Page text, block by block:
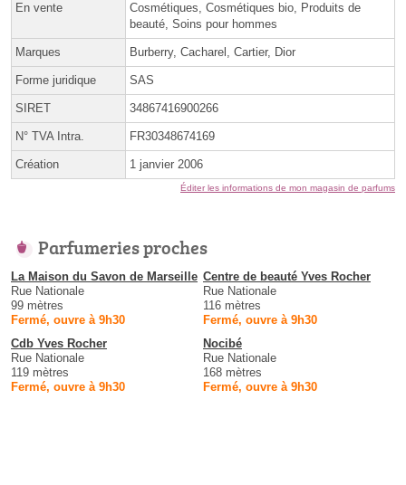
En vente
Cosmétiques, Cosmétiques bio, Produits de
beauté, Soins pour hommes
Marques Burberry, Cacharel, Cartier, Dior
Forme juridique SAS
SIRET 34867416900266
N° TVA Intra. FR30348674169
Création 1 janvier 2006
Éditer les informations de mon magasin de parfums
Parfumeries proches
La Maison du Savon de Marseille
Rue Nationale
99 mètres
Fermé, ouvre à 9h30
Centre de beauté Yves Rocher
Rue Nationale
116 mètres
Fermé, ouvre à 9h30
Cdb Yves Rocher
Rue Nationale
119 mètres
Fermé, ouvre à 9h30
Nocibé
Rue Nationale
168 mètres
Fermé, ouvre à 9h30